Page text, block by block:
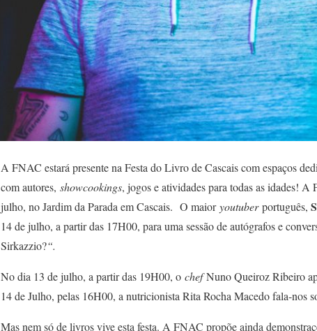
A FNAC estará presente na Festa do Livro de Cascais com espaços
com autores, showcookings, jogos e atividades para todas as idades!
julho, no Jardim da Parada em Cascais. O maioryoutuberportuguês,
14 de julho, a partir das 17H00, para uma sessão de autógrafos e
Sirkazzio?“.
No dia 13 de julho, a partir das 19H00, o chefNuno Queiroz Ribeiro
14 de Julho, pelas 16H00, a nutricionista Rita Rocha Macedo fala-nos
Mas nem só de livros vive esta festa. A FNAC propõe ainda